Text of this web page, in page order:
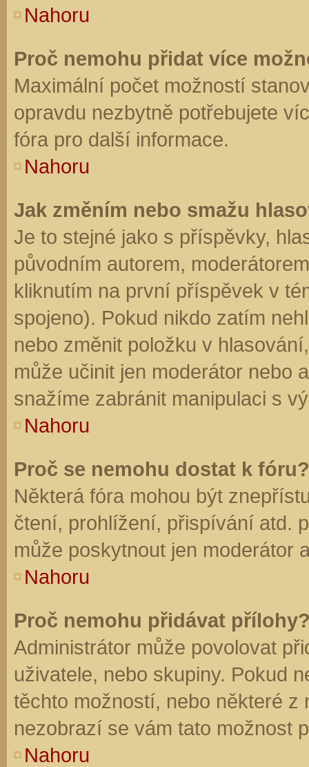
Nahoru
Proč nemohu přidat více
Maximální počet možností
opravdu nezbytně potřebujete
fóra pro další informace.
Nahoru
Jak změním nebo smažu
Je to stejné jako s příspěvky,
původním autorem,
kliknutím na první příspěvek v
spojeno). Pokud nikdo zatím
nebo změnit položku v
může učinit jen moderátor nebo
snažíme zabránit manipulaci s
Nahoru
Proč se nemohu dostat k fóru?
Některá fóra mohou být
čtení, prohlížení, přispívání atd.
může poskytnout jen moderátor
Nahoru
Proč nemohu přidávat
Administrátor může povolovat
uživatele, nebo skupiny. Pokud
těchto možností, nebo některé z
nezobrazí se vám tato možnost
Nahoru